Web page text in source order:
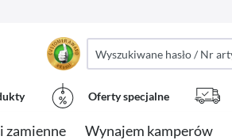
Oferty specjalne
zamienne Wynajem kamperów